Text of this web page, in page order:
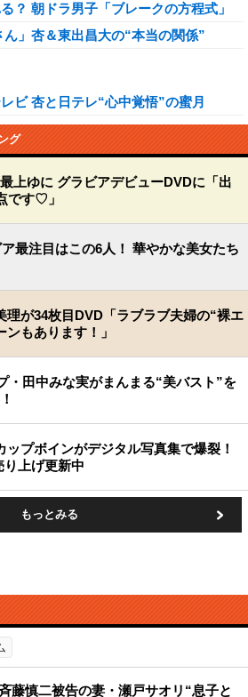
？ 朝ドラ男子「ブレークの方程式」
」杏＆東出昌大の“本当の関係”
ビ 杏と日テレ“心中覚悟”の蜜月
グ
上ゆに グラビアデビューDVDに「出
です♡」
最注目はこの6人！ 華やかな美女たち
理が34枚目DVD「ラブラブ夫婦の“裸エ
ンもあります！」
・田中みな実がまんまる“美バスト”を
ップボインがデジタル写真集で爆裂！
上げ更新中
もっとみる
藤慎二被告の妻・瀬戸サオリ“息子と